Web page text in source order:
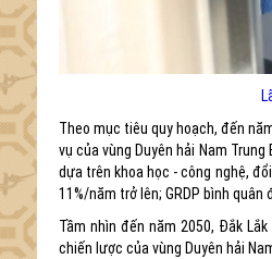
Theo mục tiêu quy hoạch, đến
vụ của vùng Duyên hải Nam
dựa trên khoa học - công nghệ,
11%/năm trở lên; GRDP bình
Tầm nhìn đến năm 2050, Đắk
chiến lược của vùng Duyên hải